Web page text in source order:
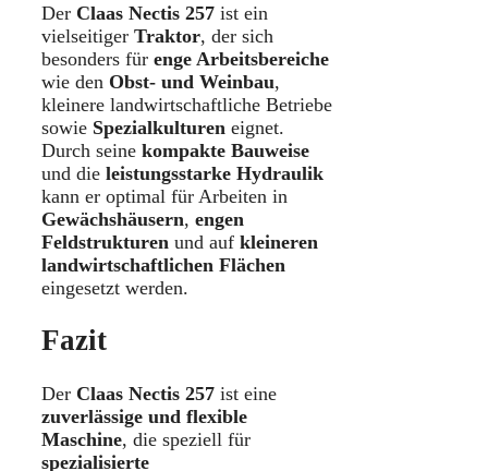
Der Claas Nectis 257 ist ein
vielseitiger Traktor, der sich
besonders für enge Arbeitsbereiche
wie den Obst- und Weinbau,
kleinere landwirtschaftliche Betriebe
sowie Spezialkulturen eignet.
Durch seine kompakte Bauweise
und die leistungsstarke Hydraulik
kann er optimal für Arbeiten in
Gewächshäusern, engen
Feldstrukturen und auf kleineren
landwirtschaftlichen Flächen
eingesetzt werden.
Fazit
Der Claas Nectis 257 ist eine
zuverlässige und flexible
Maschine, die speziell für
spezialisierte